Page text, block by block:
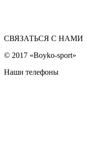
СВЯЗАТЬСЯ С НАМИ
© 2017 «Boyko-sport»
Наши телефоны